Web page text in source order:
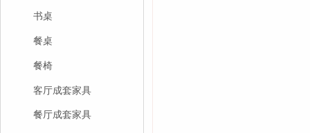
书桌
餐桌
餐椅
客厅成套家具
餐厅成套家具